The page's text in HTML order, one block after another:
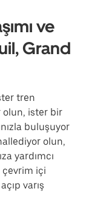
ve
Grand
tren
olun, ister bir
buluşuyor
olun,
yardımcı
çevrim içi
varış